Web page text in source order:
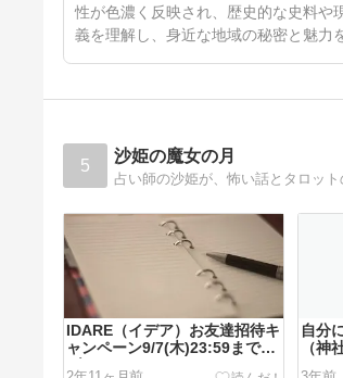
性が色濃く反映され、歴史的な史料や
義を理解し、身近な地域の秘密と魅力
5 沙姫の魔女の月
占い師の沙姫が、怖い話とタロッ
IDARE（イデア）お友達招待キ
ャンペーン9/7(木)23:59まで急
自分
（神